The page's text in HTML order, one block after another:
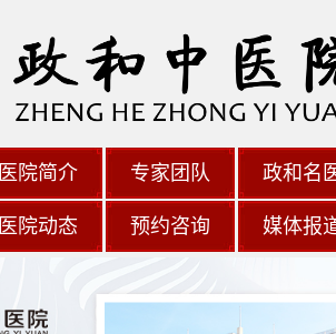
医院简介 专家团队 政和名
医院动态 预约咨询 媒体报